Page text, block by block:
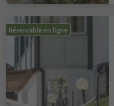
Réservable en ligne